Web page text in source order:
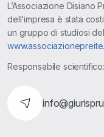
L’Associazione Disiano
dell’impresa è stata
un gruppo di studiosi
Responsabile scientifico: